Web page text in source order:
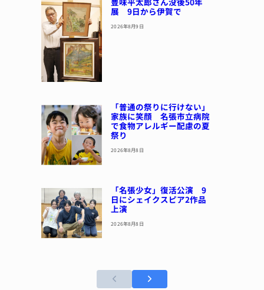
展 9日から伊賀で
2026年8月9日
「普通の祭りに行けない」
家族に笑顔 名張市立病院
で食物アレルギー配慮の夏
祭り
2026年8月8日
「名張少女」復活公演 9
日にシェイクスピア2作品
上演
2026年8月8日